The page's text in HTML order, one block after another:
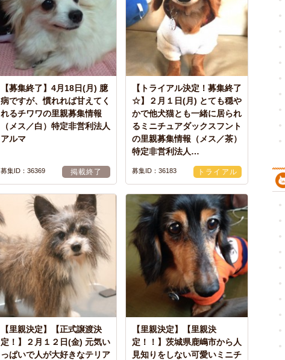
【募集終了】4月18日(月) 臆
病ですが、慣れれば甘えてく
れるチワワの里親募集情報
（メス／白）特定非営利法人
アルマ
募集ID：36369 掲載終了
【トライアル決定！募集終了
☆】２月１日(月) とても穏や
かで他犬猫とも一緒に居られ
るミニチュアダックスフント
の里親募集情報（メス／茶）
特定非営利法人…
募集ID：36183
トライアル
中
【里親決定】【正式譲渡決
定！】２月１２日(金) 元気い
っぱいで人が大好きなテリア
【里親決定】【里親決
定！！】茨城県鹿嶋市から人
見知りをしない可愛いミニチ